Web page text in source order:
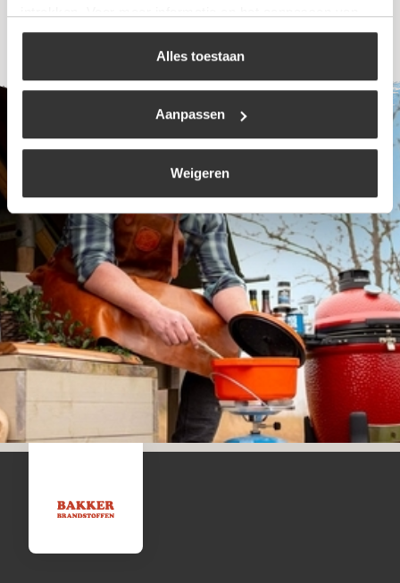
uw keuze op onze website verwijzen wij u naar ons
Alles toestaan
Aanpassen
Weigeren